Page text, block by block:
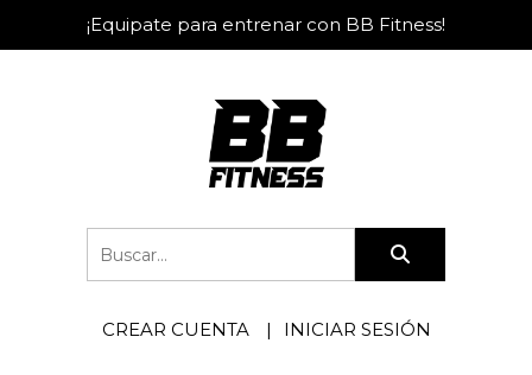
¡Equipate para entrenar con BB Fitness!
CREAR CUENTA INICIAR SESIÓN